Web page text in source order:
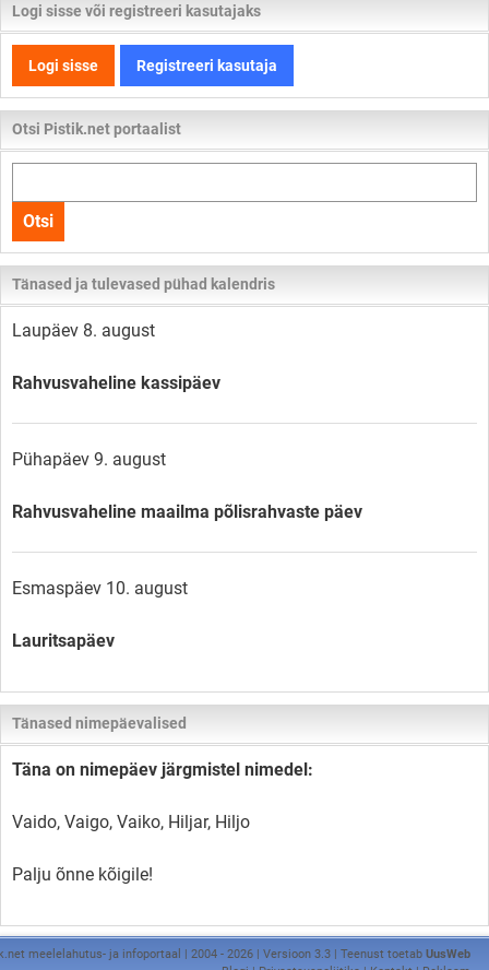
Logi sisse või registreeri kasutajaks
Logi sisse Registreeri kasutaja
Otsi Pistik.net portaalist
kogu
lehelt
Otsi
Tänased ja tulevased pühad kalendris
Laupäev 8. august
Rahvusvaheline kassipäev
Pühapäev 9. august
Rahvusvaheline maailma põlisrahvaste päev
Esmaspäev 10. august
Lauritsapäev
Tänased nimepäevalised
Täna on nimepäev järgmistel nimedel:
Vaido, Vaigo, Vaiko, Hiljar, Hiljo
Palju õnne kõigile!
meelelahutus- ja infoportaal | 2004 - 2026 | Versioon 3.3 | Teenust toetab UusWeb